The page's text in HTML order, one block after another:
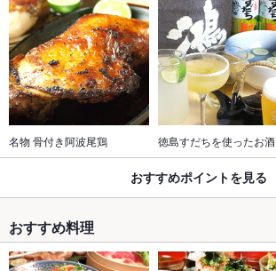
名物 骨付き阿波尾鶏 徳島すだちを使ったお酒
おすすめポイントを見る
おすすめ料理